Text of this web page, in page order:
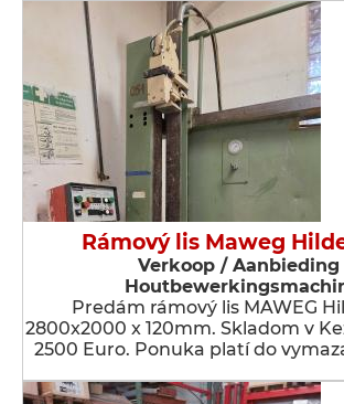
Rámový lis Maweg
Verkoop / Aanbieding
Predám rámový lis MAWEG
2800x2000 x 120mm. Skladom v
2500 Euro. Ponuka platí do